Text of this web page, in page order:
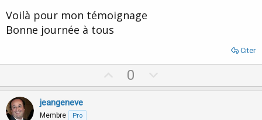
Voilà pour mon témoignage
Bonne journée à tous
Citer
p
0
o
jeangeneve
Membre Pro